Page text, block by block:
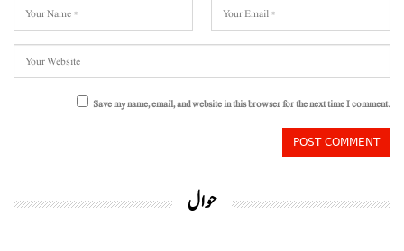
Save my name, email, and website in this browser for the next time I comment.
حوال